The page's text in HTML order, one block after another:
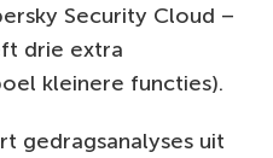
Security Cloud –
drie extra
kleinere functies).
gedragsanalyses uit